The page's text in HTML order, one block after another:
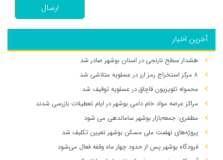
ارسال
آخرین اخبار
هشدار سطح نارنجی در استان بوشهر صادر شد
۸ مرکز استخراج رمز ارز در عسلویه متلاشی شد
محموله تلویزیون قاچاق در عسلویه توقیف شد
مراکز عرضه مواد خام دامی بوشهر در ایام تعطیلات بازرسی شدند
مظفری: جمعه‌بازار بوشهر ساماندهی می‌ شود
پروژه‌های نهضت ملی مسکن بوشهر تعیین تکلیف شد
فرودگاه بوشهر پس از حدود چهار ماه وقفه فعال می‌شود